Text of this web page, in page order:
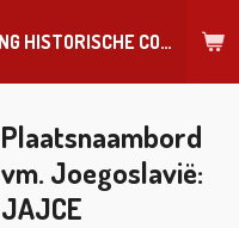
WEBSHOP STICHTING HISTORISCHE COLLECTIE REGIMENT
Plaatsnaambord
vm. Joegoslavië:
JAJCE